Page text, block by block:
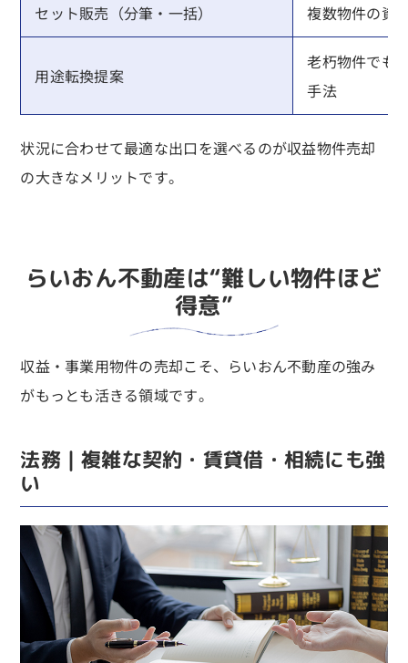
セット販売（分筆・一括） 複数物件の資
用途転換提案
老朽物件でも
手法
状況に合わせて最適な出口を選べるのが収益物件売却
の大きなメリットです。
らいおん不動産は“難しい物件ほど
得意”
収益・事業用物件の売却こそ、らいおん不動産の強み
がもっとも活きる領域です。
法務｜複雑な契約・賃貸借・相続にも強
い